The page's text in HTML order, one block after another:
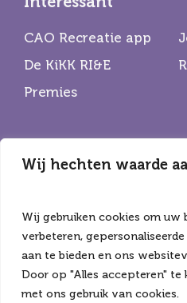
Wij hechten waarde
Wij gebruiken cookies om uw
verbeteren,
aan te bieden en ons
Door op "Alles accepteren" te
met ons gebruik van cookies.
CAO Recreatie app
De KiKK RI&E
Premies
Partners
CNV